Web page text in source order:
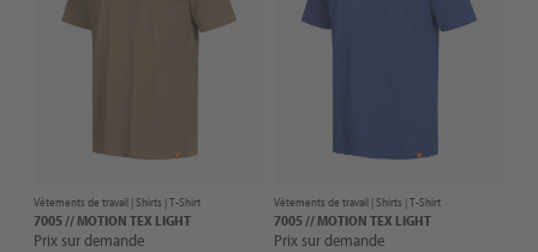
Vêtements de travail |Shirts | T-Shirt
7005 // MOTION TEX LIGHT
Prix sur demande
Vêtements de travail |Shirts | T-Shirt
7005 // MOTION TEX LIGHT
Prix sur demande